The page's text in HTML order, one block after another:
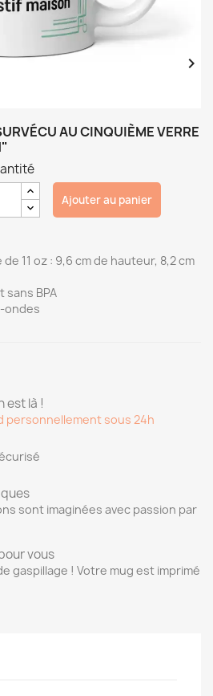

AU CINQUIÈME VERRE
11 oz : 9,6 cm de hauteur, 8,2 cm
sans BPA
ondes
Ajouter au panier
est là !
personnellement sous 24h
sont imaginées avec passion par
vous
gaspillage ! Votre mug est imprimé